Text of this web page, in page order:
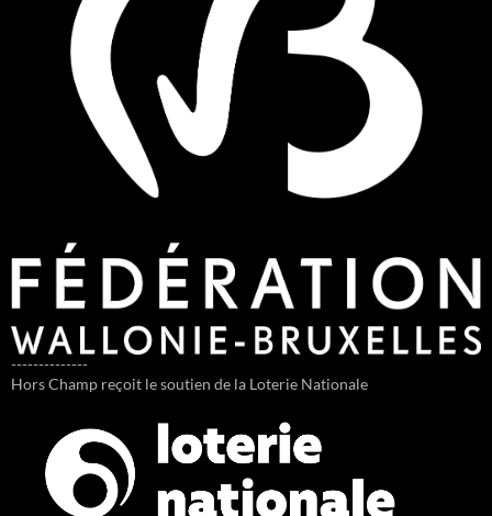
--------------
Hors Champ reçoit le soutien de la Loterie Nationale